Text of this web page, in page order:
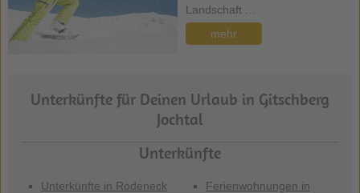
Landschaft ...
mehr
Unterkünfte für Deinen Urlaub in Gitschberg
Jochtal
Unterkünfte
Unterkünfte in Rodeneck
Ferienwohnungen in